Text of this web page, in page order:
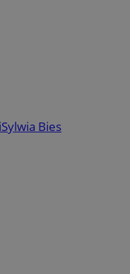
Sylwia Bies